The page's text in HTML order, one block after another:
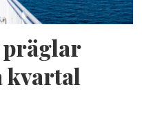
präglar
kvartal